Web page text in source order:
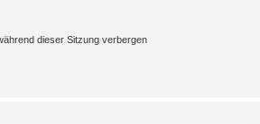
dieser Sitzung verbergen